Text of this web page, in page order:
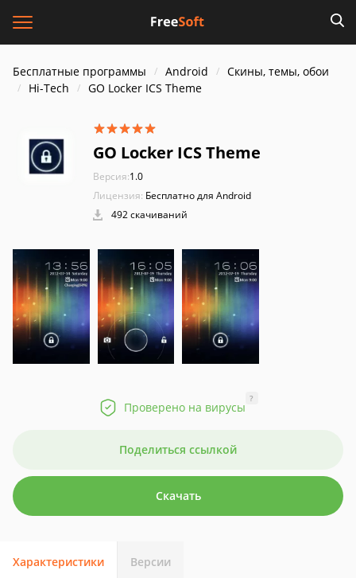
Бесплатные программы Android
Скины, темы, обои
Hi-Tech
GO Locker ICS Theme
GO Locker ICS Theme
Версия:1.0
Лицензия: Бесплатно для Android
492 скачиваний
Проверено на вирусы
?
Поделиться ссылкой
Скачать
Характеристики Версии